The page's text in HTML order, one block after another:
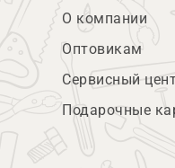
О компании
Оптовикам
Сервисный
Подарочные